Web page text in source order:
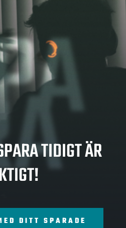
TIDIGT ÄR
DITT SPARADE